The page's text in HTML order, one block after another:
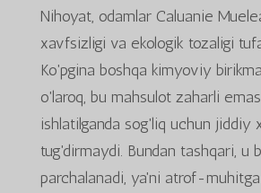
Nihoyat, odamlar Caluanie
xavfsizligi va ekologik tozaligi
Ko'pgina boshqa kimyoviy
o'laroq, bu mahsulot zaharli
ishlatilganda sog'liq uchun jiddiy
tug'dirmaydi. Bundan tashqari, u
parchalanadi, ya'ni atrof-